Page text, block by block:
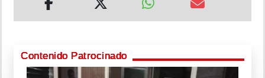
Contenido Patrocinado